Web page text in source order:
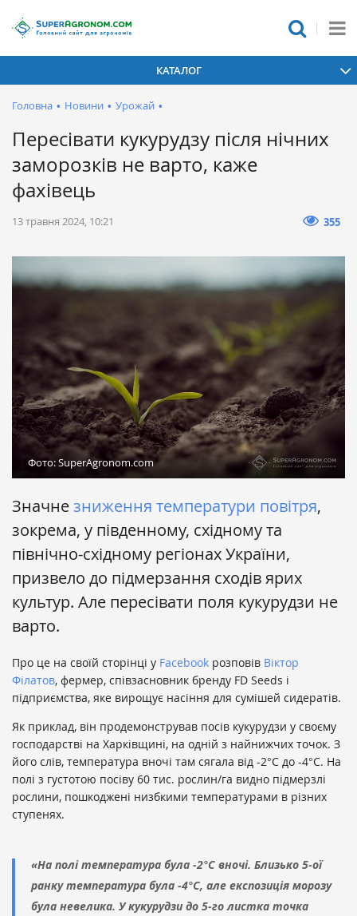
КАТАЛОГ
Головна • Новини • Урожай •
Пересівати кукурудзу після нічних
заморозків не варто, каже
фахівець
13 травня 2024, 10:21 355
Фото: SuperAgronom.com
Значнезниження температури повітря,
зокрема, у південному, східному та
північно-східному регіонах України,
призвело до підмерзання сходів ярих
культур. Але пересівати поля кукурудзи не
варто.
Про це на своїй сторінці у Facebook розповів Віктор
Філатов, фермер, співзасновник бренду FD Seeds і
підприємства, яке вирощує насіння для сумішей сидератів.
Як приклад, він продемонстрував посів кукурудзи у своєму
господарстві на Харківщині, на одній з найнижчих точок. З
його слів, температура вночі там сягала від -2°С до -4°С. На
полі з густотою посіву 60 тис. рослин/га видно підмерзлі
рослини, пошкоджені низбкими температурами в різних
ступенях.
«На полі температура була -2°С вночі. Близько 5-ої
ранку температура була -4°С, але експозиція морозу
була невелика. У кукурудзи до 5-го листка точка